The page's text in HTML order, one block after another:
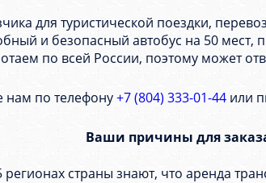
для туристической поездки,
и безопасный автобус на 50 мест,
по всей России, поэтому может
нам по телефону+7 (804) 333-01-44 или
Ваши причины для
страны знают, что аренда